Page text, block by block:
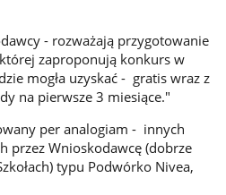
- rozważają przygotowanie
zaproponują konkurs w
mogła uzyskać - gratis wraz z
na pierwsze 3 miesiące."
per analogiam - innych
przez Wnioskodawcę (dobrze
typu Podwórko Nivea,